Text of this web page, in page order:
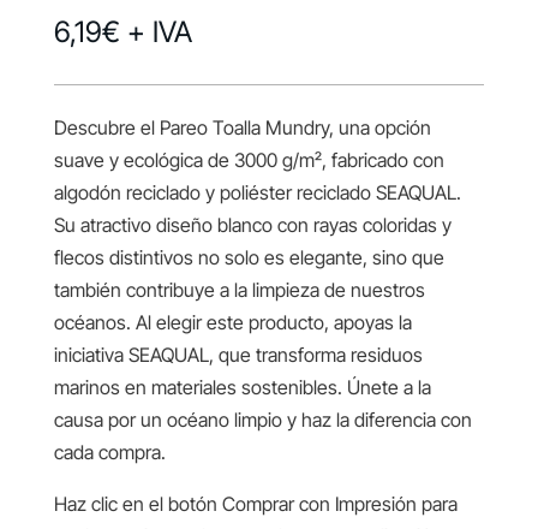
6,19€ + IVA
Descubre el Pareo Toalla Mundry, una opción
suave y ecológica de 3000 g/m², fabricado con
algodón reciclado y poliéster reciclado SEAQUAL.
Su atractivo diseño blanco con rayas coloridas y
flecos distintivos no solo es elegante, sino que
también contribuye a la limpieza de nuestros
océanos. Al elegir este producto, apoyas la
iniciativa SEAQUAL, que transforma residuos
marinos en materiales sostenibles. Únete a la
causa por un océano limpio y haz la diferencia con
cada compra.
Haz clic en el botón Comprar con Impresión para